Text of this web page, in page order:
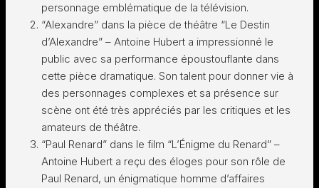
personnage emblématique de la télévision.
“Alexandre” dans la pièce de théâtre “Le Destin
d’Alexandre” – Antoine Hubert a impressionné le
public avec sa performance époustouflante dans
cette pièce dramatique. Son talent pour donner vie à
des personnages complexes et sa présence sur
scène ont été très appréciés par les critiques et les
amateurs de théâtre.
“Paul Renard” dans le film “L’Énigme du Renard” –
Antoine Hubert a reçu des éloges pour son rôle de
Paul Renard, un énigmatique homme d’affaires